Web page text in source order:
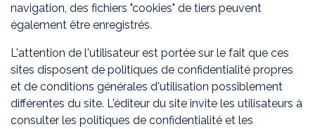
navigation, des fichiers "cookies" de tiers peuvent
également être enregistrés.
L'attention de l'utilisateur est portée sur le fait que ces
sites disposent de politiques de confidentialité propres
et de conditions générales d'utilisation possiblement
différentes du site. L'éditeur du site invite les utilisateurs à
consulter les politiques de confidentialité et les